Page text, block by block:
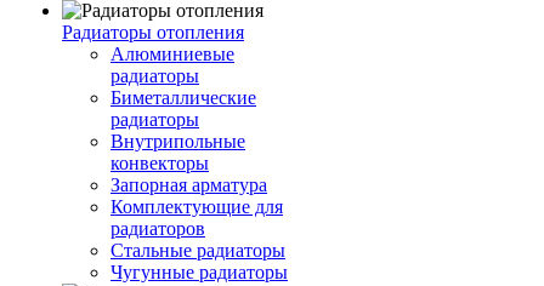
Радиаторы отопления
Алюминиевые
радиаторы
Биметаллические
радиаторы
Внутрипольные
конвекторы
Запорная арматура
Комплектующие для
радиаторов
Стальные радиаторы
Чугунные радиаторы